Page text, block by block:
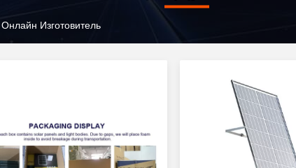
Изготовитель